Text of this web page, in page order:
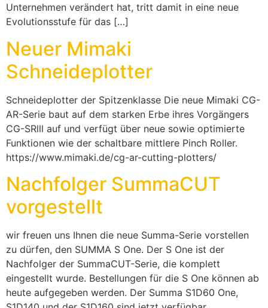
Unternehmen verändert hat, tritt damit in eine neue
Evolutionsstufe für das […]
Neuer Mimaki
Schneideplotter
Schneideplotter der Spitzenklasse Die neue Mimaki CG-
AR-Serie baut auf dem starken Erbe ihres Vorgängers
CG-SRlll auf und verfügt über neue sowie optimierte
Funktionen wie der schaltbare mittlere Pinch Roller.
https://www.mimaki.de/cg-ar-cutting-plotters/
Nachfolger SummaCUT
vorgestellt
wir freuen uns Ihnen die neue Summa-Serie vorstellen
zu dürfen, den SUMMA S One. Der S One ist der
Nachfolger der SummaCUT-Serie, die komplett
eingestellt wurde. Bestellungen für die S One können ab
heute aufgegeben werden. Der Summa S1D60 One,